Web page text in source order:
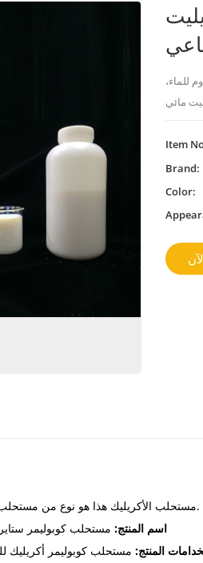
للماء،
Item
Brand:
Color:
مستحلب الأكريليك هذا هو نوع من مستحلب كوبوليمر ستايرين أكريليت المائي.
اسم المنتج: مستحلب كوبوليمر
المنتج: